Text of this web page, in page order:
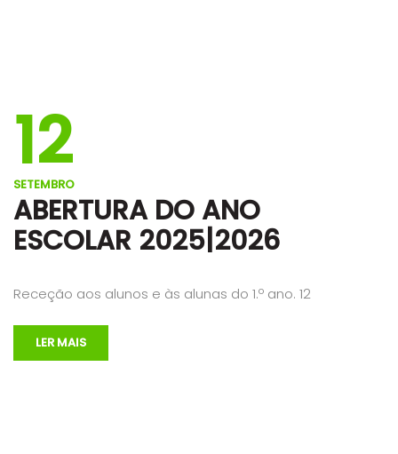
12
SETEMBRO
ABERTURA DO ANO
ESCOLAR 2025|2026
Receção aos alunos e às alunas do 1.º ano. 12
LER MAIS